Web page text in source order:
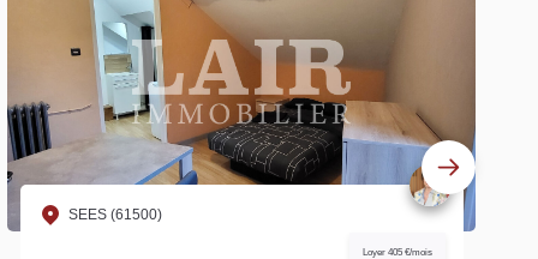
SEES (61500)
Loyer 405 €/mois